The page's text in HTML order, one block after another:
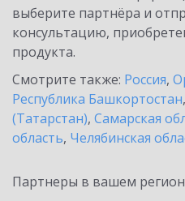
выберите партнёра и
консультацию,
продукта.
Смотрите также: Россия,
Республика Башкортостан,
(Татарстан), Самарская
область, Челябинская
Партнеры в вашем